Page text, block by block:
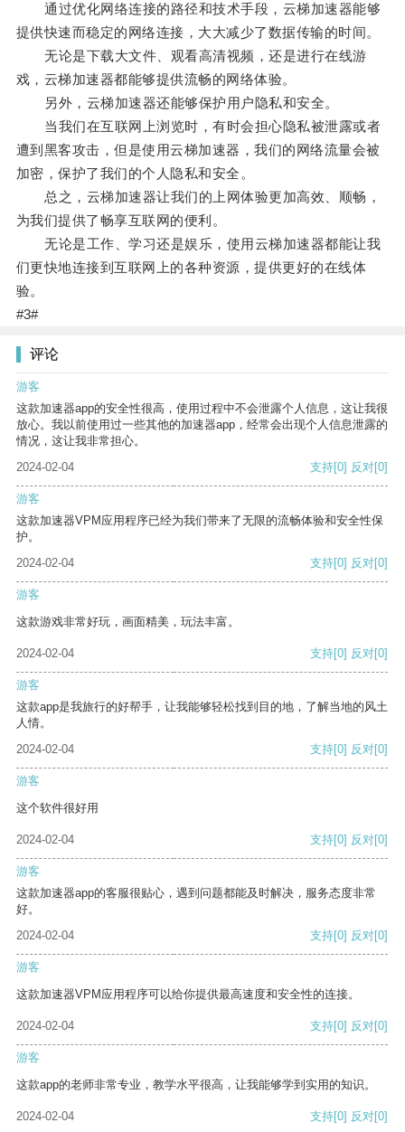
通过优化网络连接的路径和技术手段，云梯加速器能够
提供快速而稳定的网络连接，大大减少了数据传输的时间。
无论是下载大文件、观看高清视频，还是进行在线游
戏，云梯加速器都能够提供流畅的网络体验。
另外，云梯加速器还能够保护用户隐私和安全。
当我们在互联网上浏览时，有时会担心隐私被泄露或者
遭到黑客攻击，但是使用云梯加速器，我们的网络流量会被
加密，保护了我们的个人隐私和安全。
总之，云梯加速器让我们的上网体验更加高效、顺畅，
为我们提供了畅享互联网的便利。
无论是工作、学习还是娱乐，使用云梯加速器都能让我
们更快地连接到互联网上的各种资源，提供更好的在线体
验。
#3#
评论
游客
这款加速器app的安全性很高，使用过程中不会泄露个人信息，这让我很
放心。我以前使用过一些其他的加速器app，经常会出现个人信息泄露的
情况，这让我非常担心。
2024-02-04
支持[0] 反对[0]
游客
这款加速器VPM应用程序已经为我们带来了无限的流畅体验和安全性保
护。
2024-02-04
支持[0] 反对[0]
游客
这款游戏非常好玩，画面精美，玩法丰富。
2024-02-04 支持[0] 反对[0]
游客
这款app是我旅行的好帮手，让我能够轻松找到目的地，了解当地的风土
人情。
2024-02-04
支持[0] 反对[0]
游客
这个软件很好用
2024-02-04 支持[0] 反对[0]
游客
这款加速器app的客服很贴心，遇到问题都能及时解决，服务态度非常
好。
2024-02-04
支持[0] 反对[0]
游客
这款加速器VPM应用程序可以给你提供最高速度和安全性的连接。
2024-02-04 支持[0] 反对[0]
游客
这款app的老师非常专业，教学水平很高，让我能够学到实用的知识。
2024-02-04 支持[0] 反对[0]